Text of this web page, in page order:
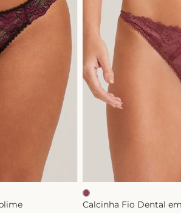
Calcinha Fio Dental